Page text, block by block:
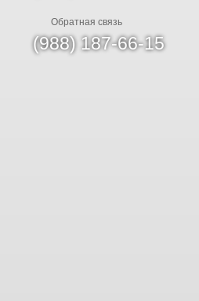
Обратная связь
(988) 187-66-15